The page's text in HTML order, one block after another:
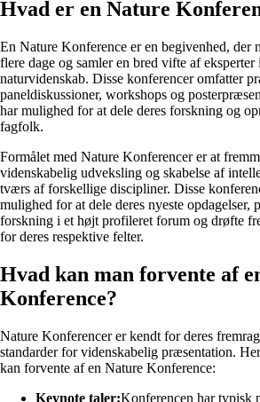
Hvad er en Nature
En Nature Konference er en begivenhed, der
flere dage og samler en bred vifte af eksperter
naturvidenskab. Disse konferencer omfatter
paneldiskussioner, workshops og
har mulighed for at dele deres forskning og
fagfolk.
Formålet med Nature Konferencer er at
videnskabelig udveksling og skabelse af
tværs af forskellige discipliner. Disse
mulighed for at dele deres nyeste opdagelser,
forskning i et højt profileret forum og drøfte
for deres respektive felter.
Hvad kan man forvente af
Konference?
Nature Konferencer er kendt for deres
standarder for videnskabelig præsentation.
kan forvente af en Nature Konference:
Keynote taler:Konferencen har typisk